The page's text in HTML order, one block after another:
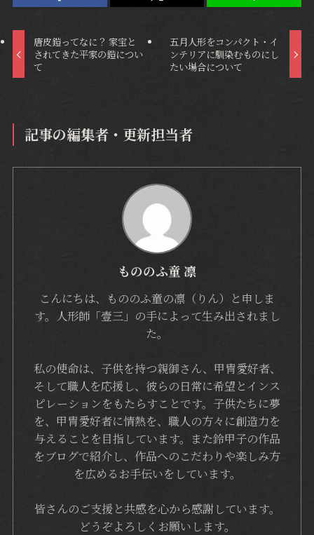
唐皮鎧ってなに？ 家宝と
されてきた平家の鎧につい
て
五月人形をコンパクト・イ
ンテリアに馴染むものにし
たい場合について
記事の編集者・更新担当者
もののふ童 凛
こんにちは、もののふ童の凛（りん）と申しま
す。人形師「壹三」の手によって生み出されまし
た。
私の使命は、子供を持つ親御さん、甲冑愛好者、
そして職人を応援し、彼らの日常に希望とインス
ピレーションをもたらすことです。子供たちに夢
を、甲冑愛好者に情熱を、職人の方々に創造力を
与えることを目指しています。また鈴甲子の作品
をブログで紹介し、作品へのこだわりや楽しみ方
を広めるお手伝いをしています。
皆さんのご支援と共感を心から感謝しています。
どうぞよろしくお願いします。